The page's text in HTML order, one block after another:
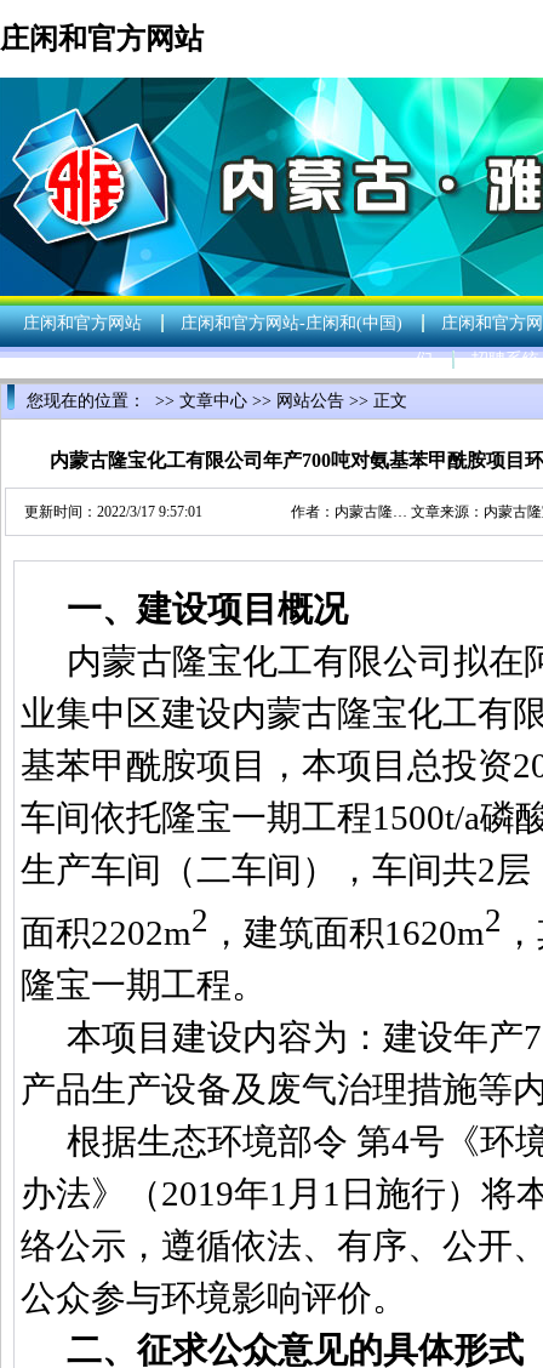
庄闲和官方网站
庄闲和官方网站 庄闲和官方网站-庄闲和(中国)
庄闲和官方
们
招聘系统
您现在的位置： >> 文章中心 >> 网站公告 >> 正文
内蒙古隆宝化工有限公司年产700吨对氨基苯甲酰胺项目
更新时间：2022/3/17 9:57:01 作者： 内蒙古隆… 文章来源： 内蒙古
一、建设项目概况
内蒙古隆宝化工有限公司拟在
业集中区建设内蒙古隆宝化工有
基苯甲酰胺项目，本项目总投资
车间依托隆宝一期工程1500t/a磷
生产车间（二车间），车间共2层
面积2202m2 ，建筑面积1620m2
隆宝一期工程。
本项目建设内容为：建设年产
产品生产设备及废气治理措施等
根据生态环境部令 第4号《环
办法》（2019年1 月 1 日施行）将
络公示，遵循依法、有序、公开
公众参与环境影响评价。
二、征求公众意见的具体形式